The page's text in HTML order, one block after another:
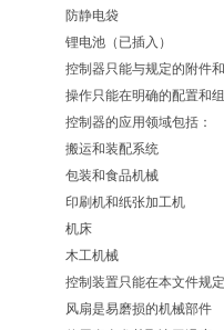
防静电袋
锂电池（已插入）
控制器只能与规定的附件
操作只能在明确的配置和
控制器的应用领域包括：
搬运和装配系统
包装和食品机械
印刷机和纸张加工机
机床
木工机械
控制装置只能在本文件规
风扇是易磨损的机械部件